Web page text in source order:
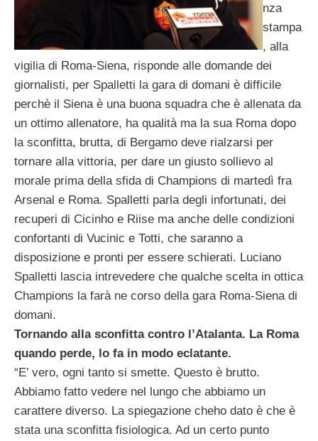
nza
stampa
, alla
vigilia di Roma-Siena, risponde alle domande dei
giornalisti, per Spalletti la gara di domani è difficile
perchè il Siena è una buona squadra che è allenata da
un ottimo allenatore, ha qualità ma la sua Roma dopo
la sconfitta, brutta, di Bergamo deve rialzarsi per
tornare alla vittoria, per dare un giusto sollievo al
morale prima della sfida di Champions di martedì fra
Arsenal e Roma. Spalletti parla degli infortunati, dei
recuperi di Cicinho e Riise ma anche delle condizioni
confortanti di Vucinic e Totti, che saranno a
disposizione e pronti per essere schierati. Luciano
Spalletti lascia intrevedere che qualche scelta in ottica
Champions la farà ne corso della gara Roma-Siena di
domani.
Tornando alla sconfitta contro l’Atalanta. La Roma
quando perde, lo fa in modo eclatante.
“E’ vero, ogni tanto si smette. Questo è brutto.
Abbiamo fatto vedere nel lungo che abbiamo un
carattere diverso. La spiegazione cheho dato è che è
stata una sconfitta fisiologica. Ad un certo punto